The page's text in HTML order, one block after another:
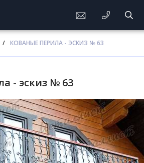
/ КОВАНЫЕ ПЕРИЛА - ЭСКИЗ № 63
- эскиз № 63